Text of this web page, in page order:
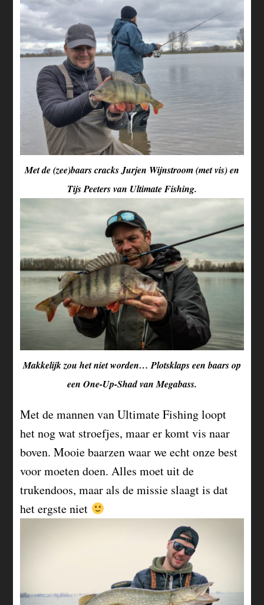
Met de (zee)baars cracks Jurjen Wijnstroom (met vis) en
Tijs Peeters van Ultimate Fishing.
Makkelijk zou het niet worden… Plotsklaps een baars op
een One-Up-Shad van Megabass.
Met de mannen van Ultimate Fishing loopt
het nog wat stroefjes, maar er komt vis naar
boven. Mooie baarzen waar we echt onze best
voor moeten doen. Alles moet uit de
trukendoos, maar als de missie slaagt is dat
het ergste niet